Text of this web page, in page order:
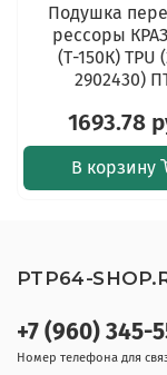
Подушка
рессоры
(Т-150К) TPU
2902430)
1693.78
В корзину
+7 (960) 345-
Номер телефона для
PTP64-